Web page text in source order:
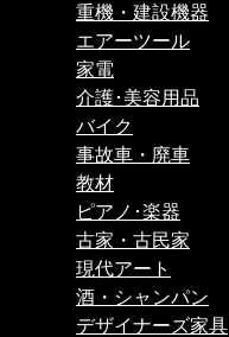
重機・建設機器
エアーツール
家電
介護･美容用品
バイク
事故車・廃車
教材
ピアノ･楽器
古家・古民家
現代アート
酒・シャンパン
デザイナーズ家具